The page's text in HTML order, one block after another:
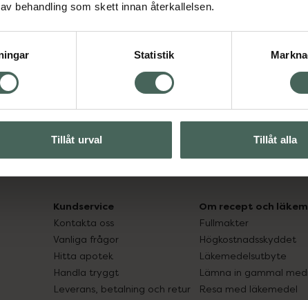
behandling som skett innan återkallelsen.
Statistik
Tillåt urval Tillåt alla
Kundservice
Kontakta oss
Vanliga frågor
Hitta apotek
Handla tryggt
Leverans, betalning och retur
Om recept och
Fullmakter
Högkostnadsskyddet
Läkemedelsutbyte
Lämna in gammal
Resa med läkemedel